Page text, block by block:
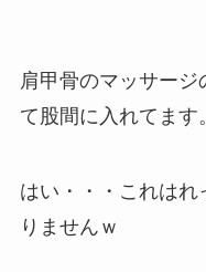
肩甲骨のマッサー
て股間に入れてます。
はい・・・これは
りませんｗ